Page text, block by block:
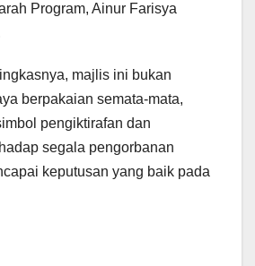
Program, Ainur Farisya
majlis ini bukan
berpakaian semata-mata,
pengiktirafan dan
segala pengorbanan
keputusan yang baik pada